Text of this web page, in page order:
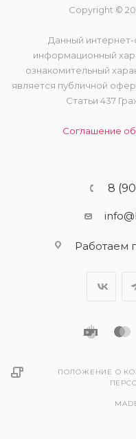
Copyright ©
Данный интернет-
информационный
ознакомительный
является публичной
Статьи 437
Соглашение
8
Работаем
ПОЛОЖЕНИЕ О